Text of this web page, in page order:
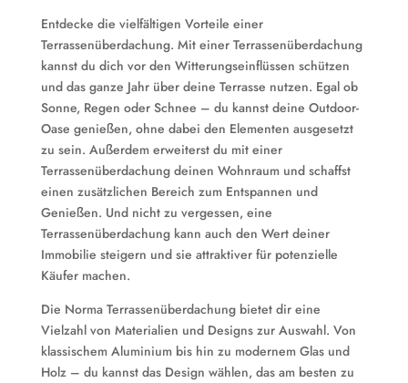
Entdecke die vielfältigen Vorteile einer
Terrassenüberdachung. Mit einer Terrassenüberdachung
kannst du dich vor den Witterungseinflüssen schützen
und das ganze Jahr über deine Terrasse nutzen. Egal ob
Sonne, Regen oder Schnee – du kannst deine Outdoor-
Oase genießen, ohne dabei den Elementen ausgesetzt
zu sein. Außerdem erweiterst du mit einer
Terrassenüberdachung deinen Wohnraum und schaffst
einen zusätzlichen Bereich zum Entspannen und
Genießen. Und nicht zu vergessen, eine
Terrassenüberdachung kann auch den Wert deiner
Immobilie steigern und sie attraktiver für potenzielle
Käufer machen.
Die Norma Terrassenüberdachung bietet dir eine
Vielzahl von Materialien und Designs zur Auswahl. Von
klassischem Aluminium bis hin zu modernem Glas und
Holz – du kannst das Design wählen, das am besten zu